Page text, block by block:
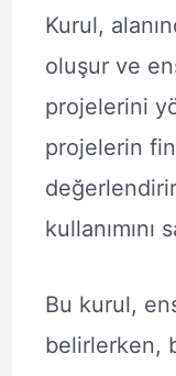
Kurul,
oluşur ve
projelerini
projelerin
kullanımını
Bu kurul,
belirlerken,